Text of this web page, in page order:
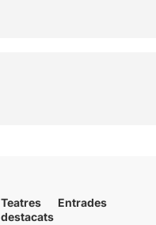
Teatres
destacats
Entrades